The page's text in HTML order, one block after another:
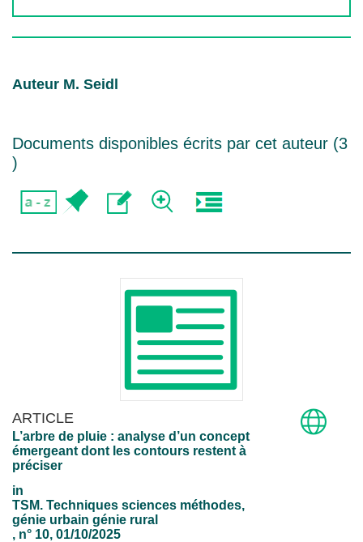
Auteur M. Seidl
Documents disponibles écrits par cet auteur (3
)
ARTICLE
L’arbre de pluie : analyse d’un concept
émergeant dont les contours restent à
préciser
in
TSM. Techniques sciences méthodes,
génie urbain génie rural
, n° 10, 01/10/2025